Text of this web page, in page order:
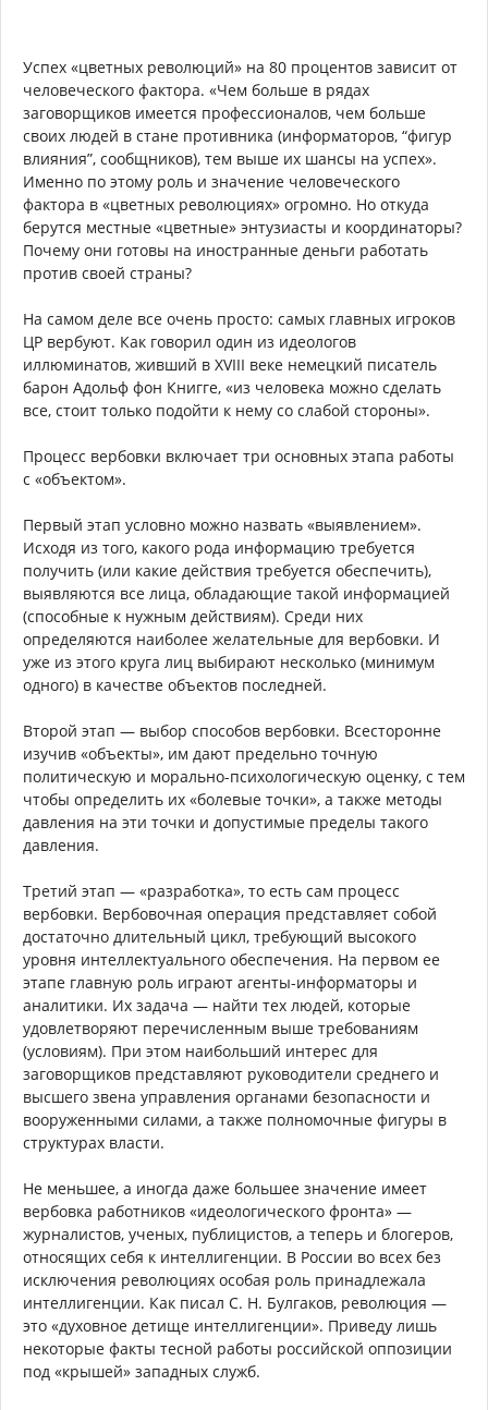
Успех «цветных революций» на 80 процентов зависит от
человеческого фактора. «Чем больше в рядах
заговорщиков имеется профессионалов, чем больше
своих людей в стане противника (информаторов, “фигур
влияния”, сообщников), тем выше их шансы на успех».
Именно по этому роль и значение человеческого
фактора в «цветных революциях» огромно. Но откуда
берутся местные «цветные» энтузиасты и координаторы?
Почему они готовы на иностранные деньги работать
против своей страны?
На самом деле все очень просто: самых главных игроков
ЦР вербуют. Как говорил один из идеологов
иллюминатов, живший в XVIII веке немецкий писатель
барон Адольф фон Книгге, «из человека можно сделать
все, стоит только подойти к нему со слабой стороны».
Процесс вербовки включает три основных этапа работы
с «объектом».
Первый этап условно можно назвать «выявлением».
Исходя из того, какого рода информацию требуется
получить (или какие действия требуется обеспечить),
выявляются все лица, обладающие такой информацией
(способные к нужным действиям). Среди них
определяются наиболее желательные для вербовки. И
уже из этого круга лиц выбирают несколько (минимум
одного) в качестве объектов последней.
Второй этап — выбор способов вербовки. Всесторонне
изучив «объекты», им дают предельно точную
политическую и морально-психологическую оценку, с тем
чтобы определить их «болевые точки», а также методы
давления на эти точки и допустимые пределы такого
давления.
Третий этап — «разработка», то есть сам процесс
вербовки. Вербовочная операция представляет собой
достаточно длительный цикл, требующий высокого
уровня интеллектуального обеспечения. На первом ее
этапе главную роль играют агенты-информаторы и
аналитики. Их задача — найти тех людей, которые
удовлетворяют перечисленным выше требованиям
(условиям). При этом наибольший интерес для
заговорщиков представляют руководители среднего и
высшего звена управления органами безопасности и
вооруженными силами, а также полномочные фигуры в
структурах власти.
Не меньшее, а иногда даже большее значение имеет
вербовка работников «идеологического фронта» —
журналистов, ученых, публицистов, а теперь и блогеров,
относящих себя к интеллигенции. В России во всех без
исключения революциях особая роль принадлежала
интеллигенции. Как писал С. Н. Булгаков, революция —
это «духовное детище интеллигенции». Приведу лишь
некоторые факты тесной работы российской оппозиции
под «крышей» западных служб.